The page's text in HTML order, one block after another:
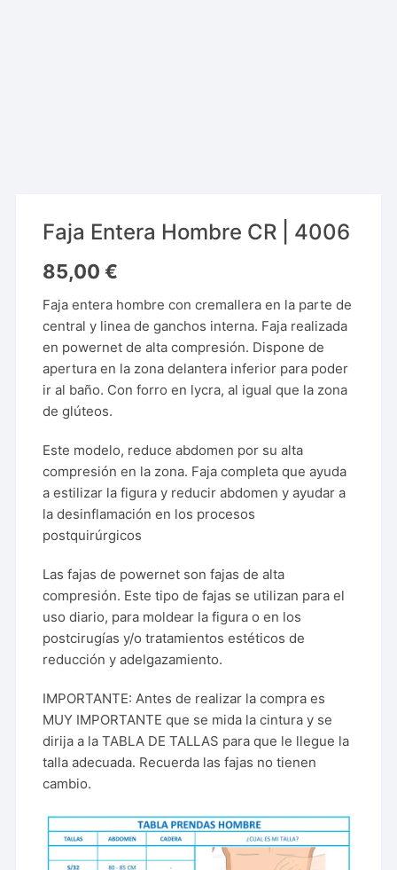
Faja Entera Hombre CR | 4006
85,00€
Faja entera hombre con cremallera en la parte de
central y linea de ganchos interna. Faja realizada
en powernet de alta compresión. Dispone de
apertura en la zona delantera inferior para poder
ir al baño. Con forro en lycra, al igual que la zona
de glúteos.
Este modelo, reduce abdomen por su alta
compresión en la zona. Faja completa que ayuda
a estilizar la figura y reducir abdomen y ayudar a
la desinflamación en los procesos
postquirúrgicos
Las fajas de powernet son fajas de alta
compresión. Este tipo de fajas se utilizan para el
uso diario, para moldear la figura o en los
postcirugías y/o tratamientos estéticos de
reducción y adelgazamiento.
IMPORTANTE: Antes de realizar la compra es
MUY IMPORTANTE que se mida la cintura y se
dirija a la TABLA DE TALLAS para que le llegue la
talla adecuada. Recuerda las fajas no tienen
cambio.